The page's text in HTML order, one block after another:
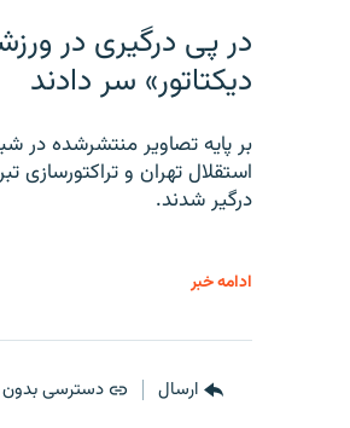
در پی درگیری در
دیکتاتور» سر دادند
بر پایه تصاویر منتشرشده در
استقلال تهران و تراکتورسازی
درگیر شدند.
ادامه خبر
ارسال دسترسی بدون